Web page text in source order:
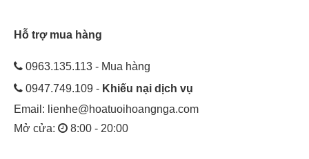
Hỗ trợ mua hàng
0963.135.113 - Mua hàng
0947.749.109 - Khiếu nại dịch vụ
Email: lienhe@hoatuoihoangnga.com
Mở cửa:
8:00 - 20:00